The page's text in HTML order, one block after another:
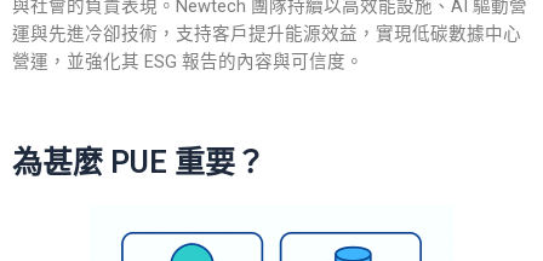
與社會的負責表現。Newtech 團隊持續以高效能設施、AI 驅動營
運與先進冷卻技術，支持客戶提升能源效益，實現低碳數據中心
營運，並強化其 ESG 報告的內容與可信度。
為甚麼 PUE 重要？